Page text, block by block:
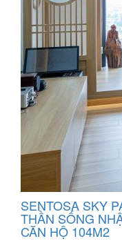
SENTOSA SKY
THẦN SỐNG
CĂN HỘ 104M2